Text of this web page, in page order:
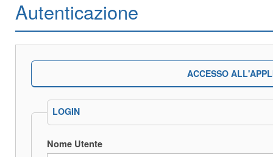
Autenticazione
ACCESSO
LOGIN
Nome Utente